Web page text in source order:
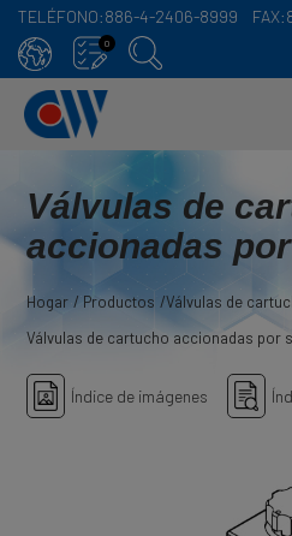
TELÉFONO:886-4-2406-8999 FAX:
0
Válvulas de
accionadas
Hogar Productos Válvulas de
Válvulas de cartucho accionadas por
Índice de imágenes
Panel de gestión de cookies